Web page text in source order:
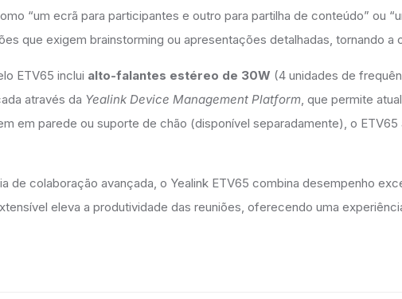
“um ecrã para participantes e outro para partilha de conteúdo” ou
que exigem brainstorming ou apresentações detalhadas, tornando
ETV65 inclui alto-falantes estéreo de 30W (4 unidades de
através da Yealink Device Management Platform, que permite
em parede ou suporte de chão (disponível separadamente), o
de colaboração avançada, o Yealink ETV65 combina desempenho
eleva a produtividade das reuniões, oferecendo uma